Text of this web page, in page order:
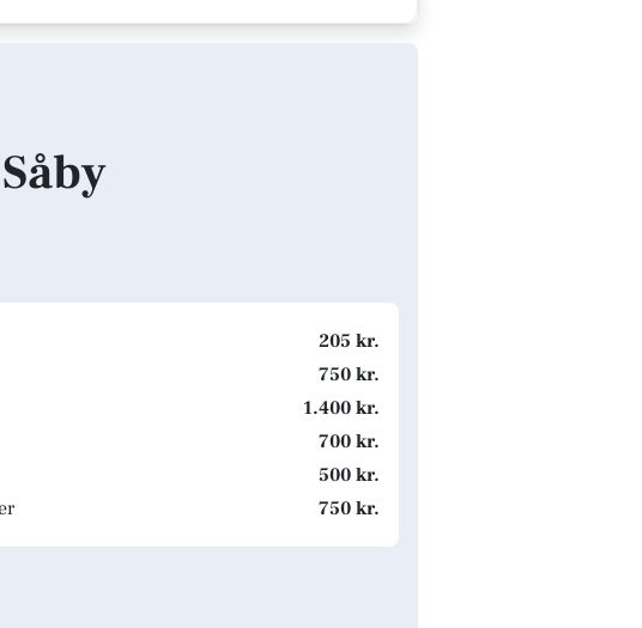
205 kr.
750 kr.
1.400 kr.
700 kr.
500 kr.
750 kr.